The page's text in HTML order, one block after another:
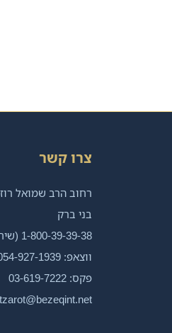
צרו קשר
רחוב הרב שמואל רוזובסקי
בני ברק
1-800-39-39-38 (שיחת חינם)
ווצאפ: 054-927-1939
פקס: 03-619-7222